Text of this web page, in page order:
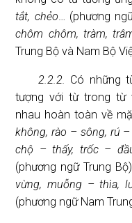
tắt, chẻo … (phương
chôm chôm, tràm,
Trung Bộ và Nam Bộ
2.2.2. Có những
tượng với từ trong từ
nhau hoàn toàn về
không, rào – sông, rú
chộ – thấy, trốc –
(phương ngữ Trung
vừng, muỗng – thìa,
(phương ngữ Nam